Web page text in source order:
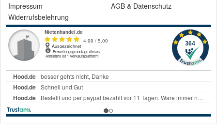
Impressum
AGB & Datenschutz
Widerrufsbelehrung